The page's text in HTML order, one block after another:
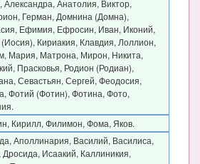
Александра, Анатолия, Виктор,
Герман, Домнина (Домна),
Ефимия, Ефросин, Иван, Иконий,
Кириакия, Клавдия, Лоллион,
Мария, Матрона, Мирон, Никита,
Прасковья, Родион (Родиан),
Севастьян, Сергей, Феодосия,
Фотий (Фотин), Фотина, Фото,
Кирилл, Филимон, Фома, Яков.
Аполлинария, Василий, Василиса,
Дросида, Исаакий, Каллиникия,